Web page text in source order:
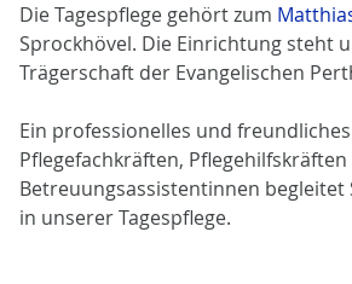
Die Tagespflege gehört zum
Sprockhövel. Die Einrichtung steht
Trägerschaft der Evangelischen
Ein professionelles und
Pflegefachkräften,
Betreuungsassistentinnen begleitet
in unserer Tagespflege.